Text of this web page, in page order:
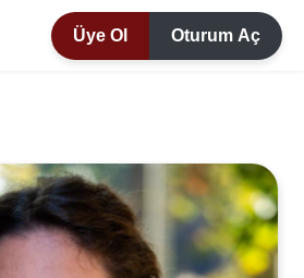
Üye Ol Oturum Aç